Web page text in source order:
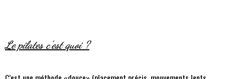
Le pilates c’est quoi ?